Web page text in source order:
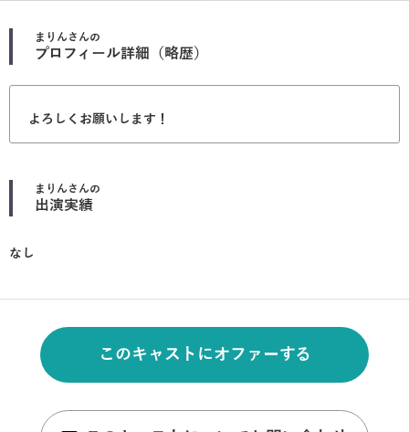
まりん さんの
プロフィール詳細（略歴）
よろしくお願いします！
まりん さんの
出演実績
なし
このキャストにオファーする